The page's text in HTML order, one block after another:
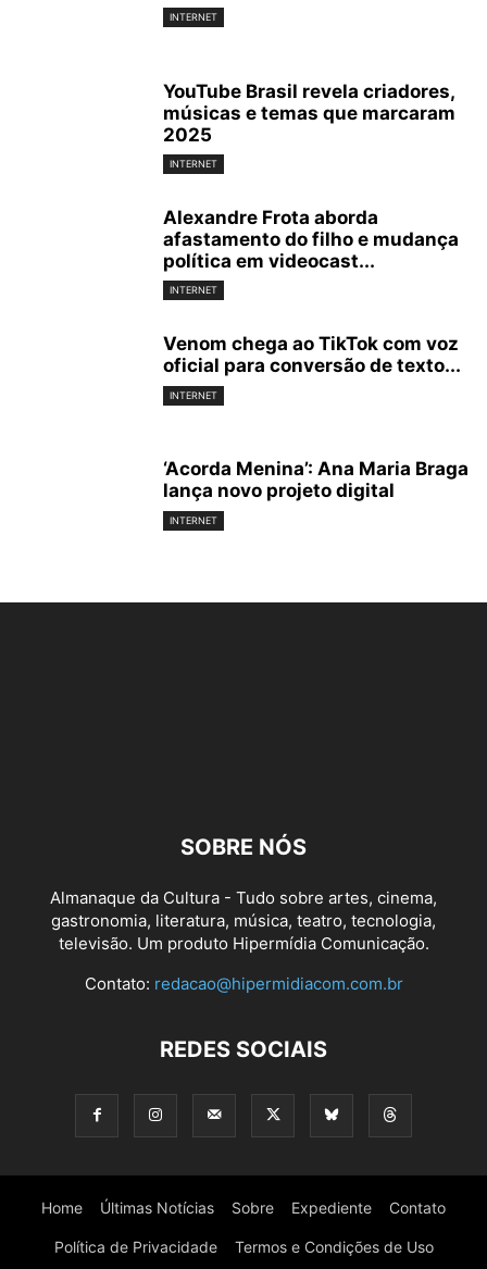
INTERNET
YouTube Brasil revela criadores,
músicas e temas que marcaram
2025
INTERNET
Alexandre Frota aborda
afastamento do filho e mudança
política em videocast...
INTERNET
Venom chega ao TikTok com voz
oficial para conversão de texto...
INTERNET
‘Acorda Menina’: Ana Maria Braga
lança novo projeto digital
INTERNET
SOBRE NÓS
Almanaque da Cultura - Tudo sobre artes, cinema,
gastronomia, literatura, música, teatro, tecnologia,
televisão. Um produto Hipermídia Comunicação.
Contato: redacao@hipermidiacom.com.br
REDES SOCIAIS
Home Últimas Notícias Sobre Expediente Contato
Política de Privacidade Termos e Condições de Uso